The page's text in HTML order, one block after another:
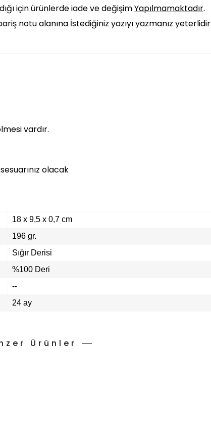
için ürünlerde iade ve değişimYapılmamaktadır.
notu alanına İstediğiniz yazıyı yazmanız yeterlidir
vardır.
olacak
18 x 9,5 x 0,7 cm
196 gr.
Sığır Derisi
%100 Deri
--
24 ay
Ürünler